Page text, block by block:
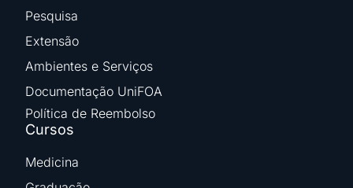
Pesquisa
Extensão
Ambientes e Serviços
Documentação UniFOA
Política de Reembolso
Cursos
Medicina